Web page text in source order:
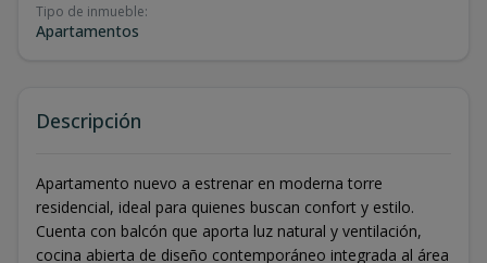
Tipo de inmueble:
Apartamentos
Descripción
Apartamento nuevo a estrenar en moderna torre
residencial, ideal para quienes buscan confort y estilo.
Cuenta con balcón que aporta luz natural y ventilación,
cocina abierta de diseño contemporáneo integrada al área